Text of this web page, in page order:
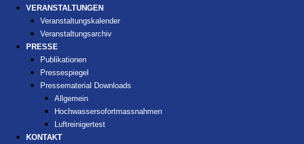
VERANSTALTUNGEN
Veranstaltungskalender
Veranstaltungsarchiv
PRESSE
Publikationen
Pressespiegel
Pressematerial Downloads
Allgemein
Hochwassersofortmassnahmen
Luftreinigertest
KONTAKT